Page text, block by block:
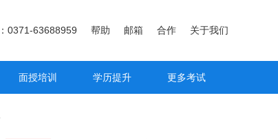
关于我们
合作
邮箱
帮助
0371-63688959
面授培训 学历提升 更多考试